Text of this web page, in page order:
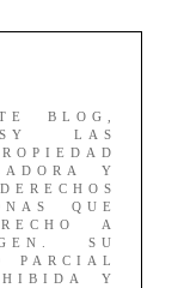
BLOG,
LAS
Y
QUE
A
SU
PARCIAL
Y